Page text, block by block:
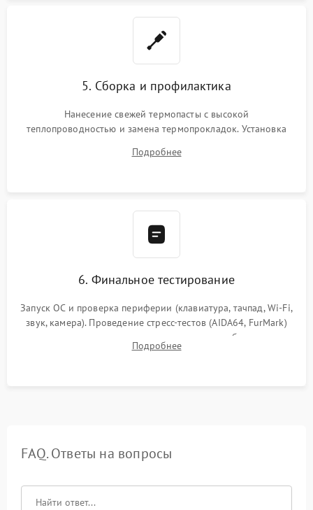
5. Сборка и профилактика
Нанесение свежей термопасты с высокой
теплопроводностью и замена термопрокладок. Установка
шлейфов, модулей памяти и накопителей. Предварительная
Подробнее
6. Финальное тестирование
Запуск ОС и проверка периферии (клавиатура, тачпад, Wi-Fi,
звук, камера). Проведение стресс-тестов (AIDA64, FurMark)
для контроля температурного режима и стабильности
системы под пиковой нагрузкой.
Подробнее
FAQ. Ответы на вопросы